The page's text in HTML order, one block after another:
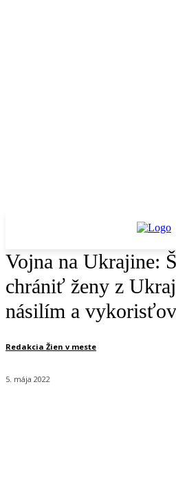
Vojna na Ukrajine:
chrániť ženy z
násilím a
Redakcia Žien v meste
5. mája 2022